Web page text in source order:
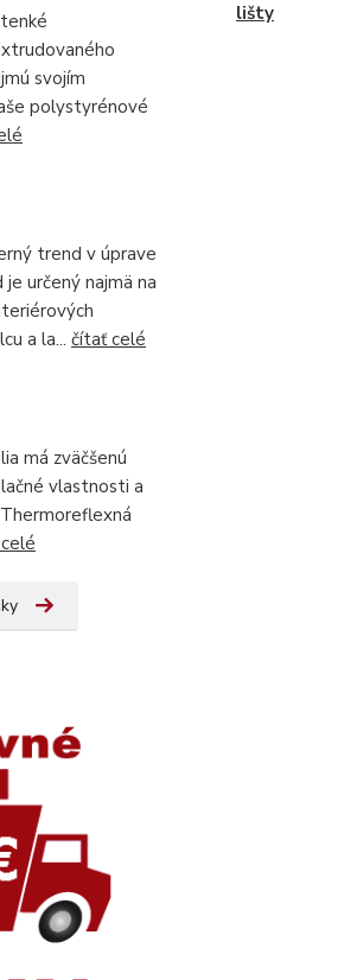
svojím
polystyrénové
trend v úprave
určený najmä na
a la... čítať celé
má zväčšenú
vlastnosti a
lišty